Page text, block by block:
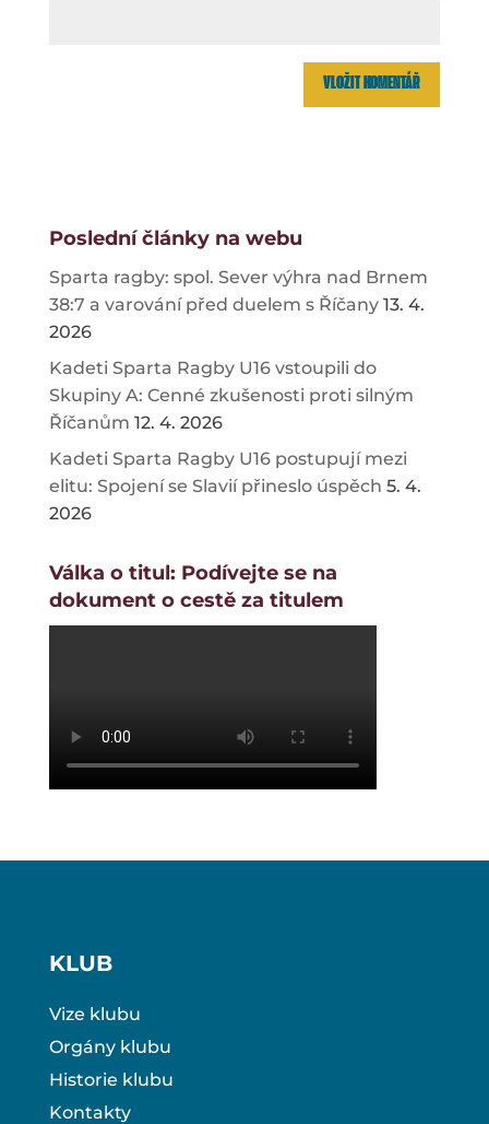
Poslední články na webu
Sparta ragby: spol. Sever výhra nad Brnem
38:7 a varování před duelem s Říčany 13. 4.
2026
Kadeti Sparta Ragby U16 vstoupili do
Skupiny A: Cenné zkušenosti proti silným
Říčanům 12. 4. 2026
Kadeti Sparta Ragby U16 postupují mezi
elitu: Spojení se Slavií přineslo úspěch 5. 4.
2026
Válka o titul: Podívejte se na
dokument o cestě za titulem
KLUB
Vize klubu
Orgány klubu
Historie klubu
Kontakty